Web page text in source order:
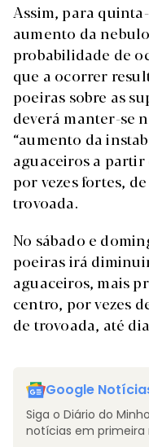
Assim, para
aumento da
probabilidade de
que a ocorrer
poeiras sobre as
deverá manter-se
“aumento da
aguaceiros a
por vezes fortes,
trovoada.
No sábado e
poeiras irá
aguaceiros, mais
centro, por vezes
de trovoada, até
Google
Siga o Diário do
notícias em primeira